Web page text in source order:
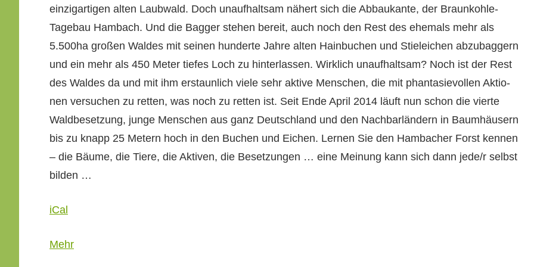
er Forst
einzi­gar­ti­gen alten Laub­wald. Doch unaufhalt­sam nähert sich die Abbaukante, der Braunkohle-
Tage­bau Ham­bach. Und die Bag­ger ste­hen bere­it, auch noch den Rest des ehe­mals mehr als
5.500ha großen Waldes mit seinen hun­derte Jahre alten Hain­buchen und Stiele­ichen abzubag­gern
und ein mehr als 450 Meter tiefes Loch zu hin­ter­lassen. Wirk­lich unaufhalt­sam? Noch ist der Rest
des Waldes da und mit ihm erstaunlich viele sehr aktive Men­schen, die mit phan­tasievollen Aktio­
nen ver­suchen zu ret­ten, was noch zu ret­ten ist. Seit Ende April 2014 läuft nun schon die vierte
Waldbe­set­zung, junge Men­schen aus ganz Deutsch­land und den Nach­bar­län­dern in Baumhäusern
bis zu knapp 25 Metern hoch in den Buchen und Eichen. Ler­nen Sie den Ham­bach­er Forst ken­nen
– die Bäume, die Tiere, die Aktiv­en, die Beset­zun­gen … eine Mei­n­ung kann sich dann jede/r selb­st
bilden …
iCal
Mehrüber